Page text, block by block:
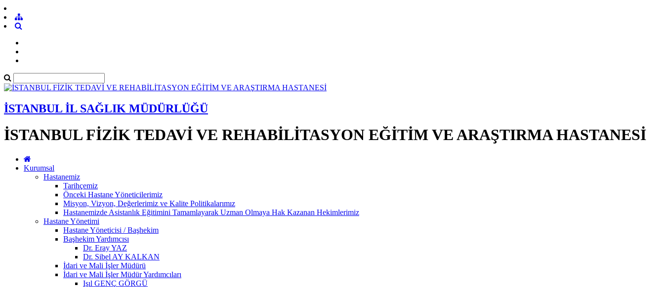
İSTANBUL İL SAĞLIK MÜDÜRLÜĞÜ
İSTANBUL FİZİK TEDAVİ VE REHABİLİTASYON EĞİTİM VE ARAŞTIRMA HASTANESİ
Kurumsal
Hastanemiz
Tarihçemiz
Önceki Hastane Yöneticilerimiz
Misyon, Vizyon, Değerlerimiz ve Kalite Politikalarımız
Hastanemizde Asistanlık Eğitimini Tamamlayarak Uzman Olmaya Hak Kazanan Hekimlerimiz
Hastane Yönetimi
Hastane Yöneticisi / Başhekim
Başhekim Yardımcısı
Dr. Eray YAZ
Dr. Sibel AY KALKAN
İdari ve Mali İşler Müdürü
İdari ve Mali İşler Müdür Yardımcıları
Işıl GENÇ GÖRGÜ